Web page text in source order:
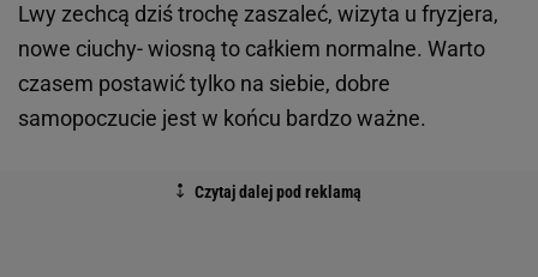
Lwy zechcą dziś trochę zaszaleć, wizyta u fryzjera,
nowe ciuchy- wiosną to całkiem normalne. Warto
czasem postawić tylko na siebie, dobre
samopoczucie jest w końcu bardzo ważne.